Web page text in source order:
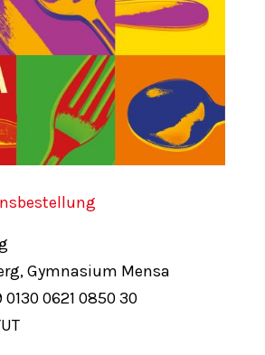
Gymnasium Mensa
0130 0621 0850 30